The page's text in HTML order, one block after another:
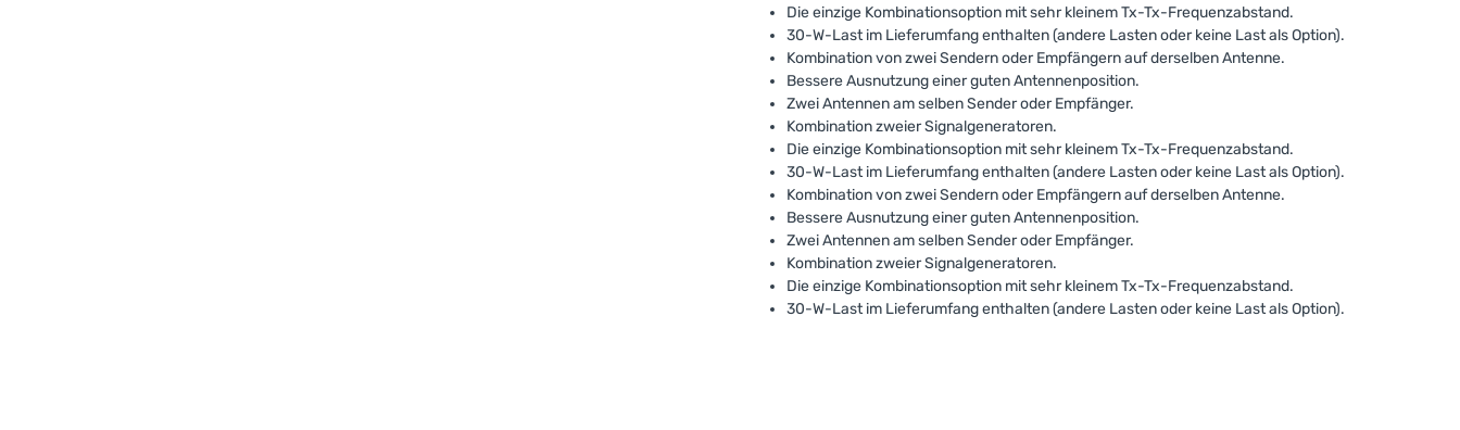
Die einzige Kombinationsoption mit sehr kleinem Tx-Tx-Frequenzabstand.
30-W-Last im Lieferumfang enthalten (andere Lasten oder keine Last als Option).
Kombination von zwei Sendern oder Empfängern auf derselben Antenne.
Bessere Ausnutzung einer guten Antennenposition.
Zwei Antennen am selben Sender oder Empfänger.
Kombination zweier Signalgeneratoren.
Die einzige Kombinationsoption mit sehr kleinem Tx-Tx-Frequenzabstand.
30-W-Last im Lieferumfang enthalten (andere Lasten oder keine Last als Option).
Kombination von zwei Sendern oder Empfängern auf derselben Antenne.
Bessere Ausnutzung einer guten Antennenposition.
Zwei Antennen am selben Sender oder Empfänger.
Kombination zweier Signalgeneratoren.
Die einzige Kombinationsoption mit sehr kleinem Tx-Tx-Frequenzabstand.
30-W-Last im Lieferumfang enthalten (andere Lasten oder keine Last als Option).